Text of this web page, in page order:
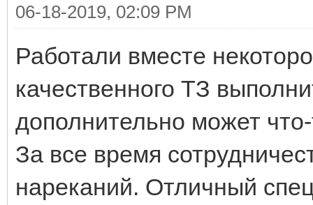
06-18-2019, 02:09 PM
Работали вместе
качественного ТЗ
дополнительно может
За все время
нареканий. Отличный